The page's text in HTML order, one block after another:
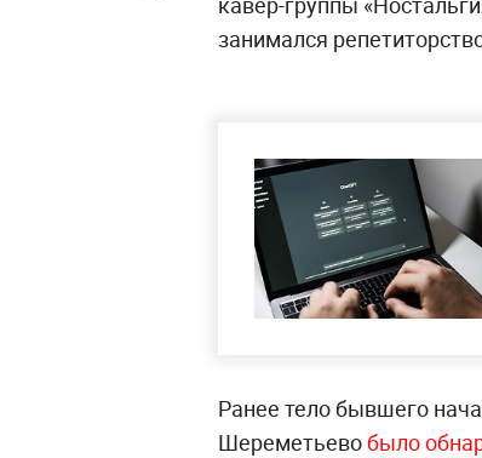
занимался
Ранее тело бывшего
Шереметьевобыло